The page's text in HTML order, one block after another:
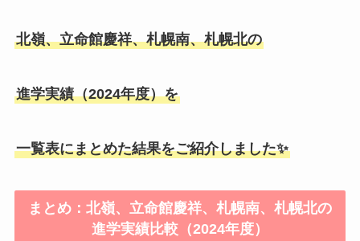
北嶺、立命館慶祥、札幌南、札幌北の
進学実績（2024年度）を
一覧表にまとめた結果をご紹介しました✨
まとめ：北嶺、立命館慶祥、札幌南、札幌北の
進学実績比較（2024年度）